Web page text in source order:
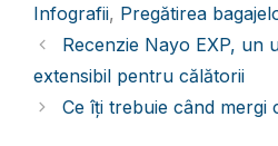
Infografii, Pregătirea
Recenzie Nayo EXP, un
extensibil pentru călătorii
Ce îți trebuie când mergi